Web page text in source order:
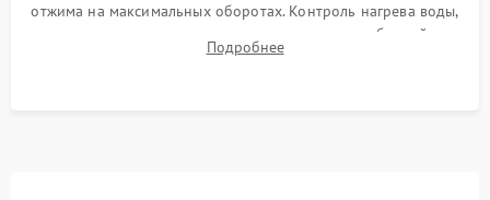
отжима на максимальных оборотах. Контроль нагрева воды,
корректности слива, отсутствия излишних вибраций,
посторонних стуков и протечек под корпусом.
Подробнее